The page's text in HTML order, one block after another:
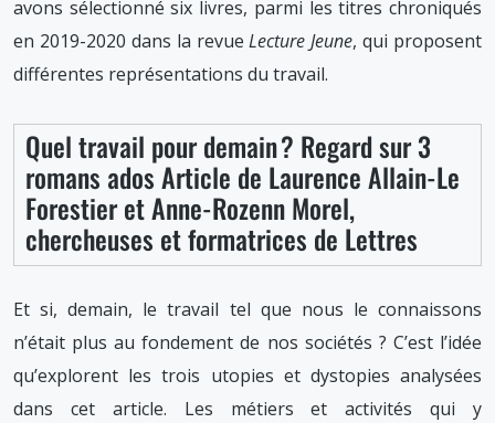
avons sélectionné six livres, parmi les titres chroniqués
en 2019-2020 dans la revueLecture Jeune, qui proposent
différentes représentations du travail.
Quel travail pour demain ? Regard sur 3
romans ados Article de Laurence Allain-Le
Forestier et Anne-Rozenn Morel,
chercheuses et formatrices de Lettres
Et si, demain, le travail tel que nous le connaissons
n’était plus au fondement de nos sociétés ? C’est l’idée
qu’explorent les trois utopies et dystopies analysées
dans cet article. Les métiers et activités qui y